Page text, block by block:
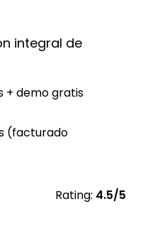
integral de
+ demo gratis
(facturado
Rating: 4.5/5